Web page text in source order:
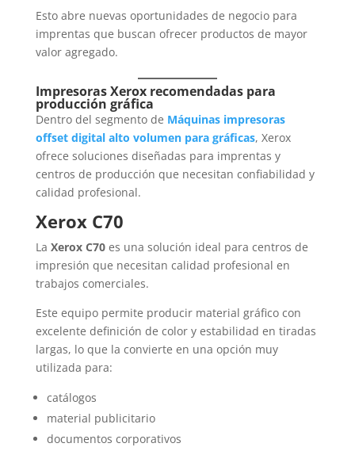
Esto abre nuevas oportunidades de negocio para
imprentas que buscan ofrecer productos de mayor
valor agregado.
Impresoras Xerox recomendadas para
producción gráfica
Dentro del segmento de Máquinas impresoras
offset digital alto volumen para gráficas, Xerox
ofrece soluciones diseñadas para imprentas y
centros de producción que necesitan confiabilidad y
calidad profesional.
Xerox C70
La Xerox C70es una solución ideal para centros de
impresión que necesitan calidad profesional en
trabajos comerciales.
Este equipo permite producir material gráfico con
excelente definición de color y estabilidad en tiradas
largas, lo que la convierte en una opción muy
utilizada para:
catálogos
material publicitario
documentos corporativos